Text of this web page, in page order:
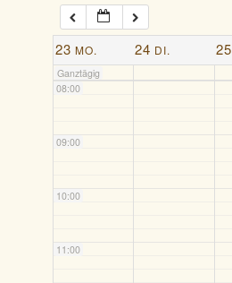
23 MO. 24 DI. 25
Ganztägig
07:00
08:00
09:00
10:00
11:00